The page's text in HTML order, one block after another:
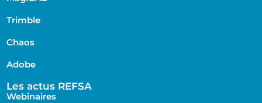
Trimble
Chaos
Adobe
Les actus REFSA
Webinaires